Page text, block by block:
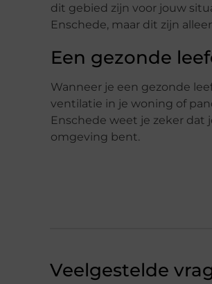
dit gebied zijn voor jouw
Enschede, maar dit zijn
Een gezonde
Wanneer je een gezonde
ventilatie in je woning of
Enschede weet je zeker dat
omgeving bent.
Veelgestelde